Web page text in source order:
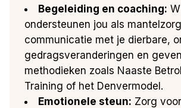
Begeleiding en coaching:
ondersteunen jou als
communicatie met je dierbare,
gedragsveranderingen en
methodieken zoals Naaste
Training of het Denvermodel.
Emotionele steun: Zorg